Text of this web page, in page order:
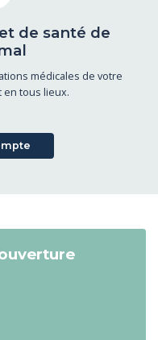
de santé de
médicales de votre
en tous lieux.